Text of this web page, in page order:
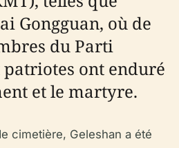
Gongguan, où de
du Parti
ont enduré
et le martyre.
cimetière, Geleshan a été